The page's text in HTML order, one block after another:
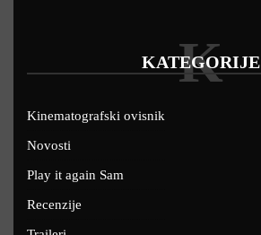
KATEGORIJE
K
Kinematografski ovisnik
Novosti
Play it again Sam
Recenzije